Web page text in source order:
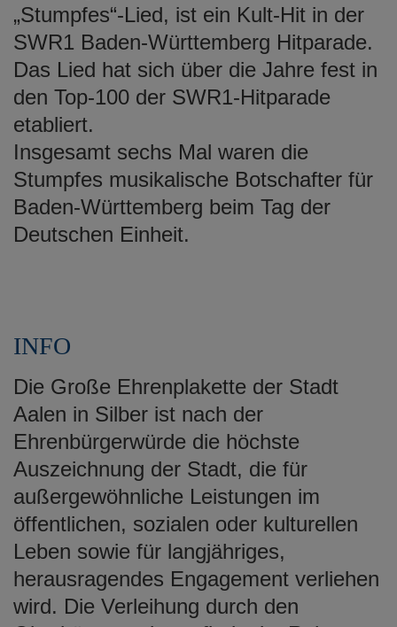
„Stumpfes“-Lied, ist ein Kult-Hit in der
SWR1 Baden-Württemberg Hitparade.
Das Lied hat sich über die Jahre fest in
den Top-100 der SWR1-Hitparade
etabliert.
Insgesamt sechs Mal waren die
Stumpfes musikalische Botschafter für
Baden-Württemberg beim Tag der
Deutschen Einheit.
INFO
Die Große Ehrenplakette der Stadt
Aalen in Silber ist nach der
Ehrenbürgerwürde die höchste
Auszeichnung der Stadt, die für
außergewöhnliche Leistungen im
öffentlichen, sozialen oder kulturellen
Leben sowie für langjähriges,
herausragendes Engagement verliehen
wird. Die Verleihung durch den